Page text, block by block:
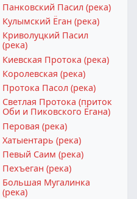
Панковский Пасил (река)
Кулымский Ёган (река)
Криволуцкий Пасил
(река)
Киевская Протока (река)
Королевская (река)
Протока Пасол (река)
Светлая Протока (приток
Оби и Пиковского Ёгана)
Перовая (река)
Хатыентарь (река)
Певый Саим (река)
Пехъеган (река)
Большая Мугалинка
(река)